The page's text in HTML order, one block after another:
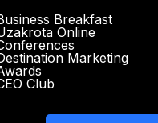
Breakfast
Online
Marketing
Club